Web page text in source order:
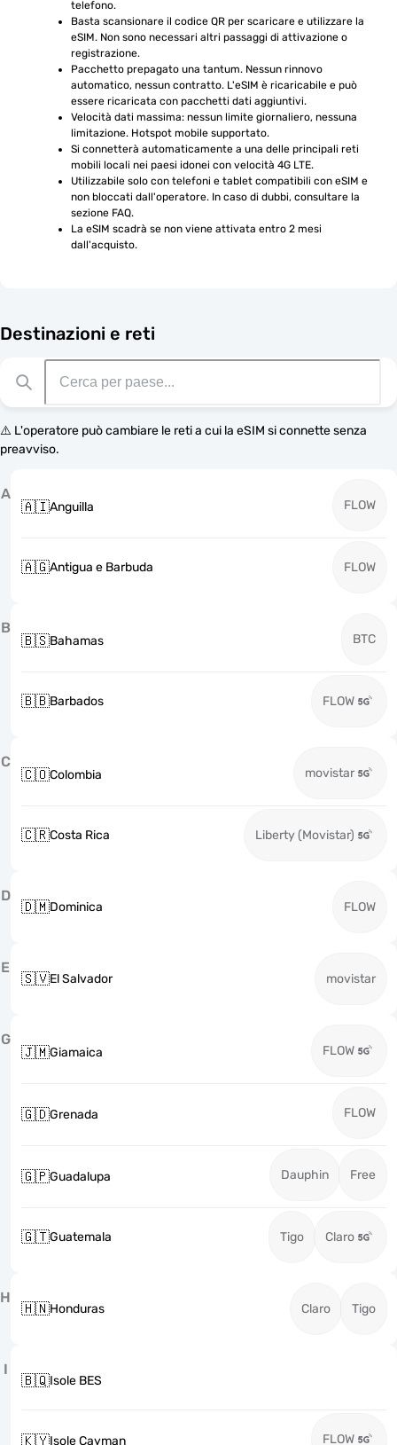
telefono.
Basta scansionare il codice QR per scaricare e utilizzare la
eSIM. Non sono necessari altri passaggi di attivazione o
registrazione.
Pacchetto prepagato una tantum. Nessun rinnovo
automatico, nessun contratto. L'eSIM è ricaricabile e può
essere ricaricata con pacchetti dati aggiuntivi.
Velocità dati massima: nessun limite giornaliero, nessuna
limitazione. Hotspot mobile supportato.
Si connetterà automaticamente a una delle principali reti
mobili locali nei paesi idonei con velocità 4G LTE.
Utilizzabile solo con telefoni e tablet compatibili con eSIM e
non bloccati dall'operatore. In caso di dubbi, consultare la
sezione FAQ.
La eSIM scadrà se non viene attivata entro 2 mesi
dall'acquisto.
Destinazioni e reti
⚠️ L'operatore può cambiare le reti a cui la eSIM si connette senza
preavviso.
A
🇦🇮Anguilla FLOW
🇦🇬Antigua e Barbuda FLOW
B
🇧🇸Bahamas BTC
🇧🇧Barbados FLOW
C
🇨🇴Colombia movistar
🇨🇷Costa Rica Liberty (Movistar)
D
🇩🇲Dominica FLOW
E
🇸🇻El Salvador movistar
G
🇯🇲Giamaica FLOW
🇬🇩Grenada FLOW
🇬🇵Guadalupa Dauphin Free
🇬🇹Guatemala Tigo Claro
H
🇭🇳Honduras Claro Tigo
I
🇧🇶Isole BES
🇰🇾Isole Cayman FLOW